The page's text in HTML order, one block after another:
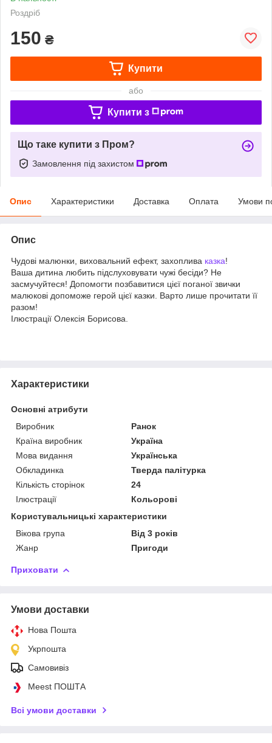
Роздріб
150 ₴
Купити
або
Купити з
Що таке купити з Пром?
Замовлення під захистом
Опис Характеристики Доставка Оплата Умови
Опис
Чудові малюнки, виховальний ефект, захоплива казка!
Ваша дитина любить підслуховувати чужі бесіди? Не
засмучуйтеся! Допомогти позбавитися цієї поганої звички
малюкові допоможе герой цієї казки. Варто лише прочитати її
разом!
Ілюстрації Олексія Борисова.
Характеристики
Основні атрибути
Виробник
Ранок
Країна виробник
Україна
Мова видання
Українська
Обкладинка
Тверда палітурка
Кількість сторінок
24
Ілюстрації
Кольорові
Користувальницькі характеристики
Вікова група
Від 3 років
Жанр
Пригоди
Приховати
Умови доставки
Нова Пошта
Укрпошта
Самовивіз
Meest ПОШТА
Всі умови доставки